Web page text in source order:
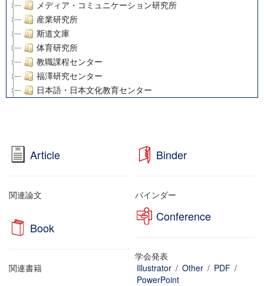
メディア・コミュニケーション研究所
産業研究所
斯道文庫
体育研究所
教職課程センター
福澤研究センター
日本語・日本文化教育センター
グローバルリサーチインスティテュート
塾内助成報告書
21世紀COEプログラム
慶應義塾大学グローバルCOEプログラム論理と感性の先端的
博士課程教育リーディングプログラム「超成熟社会発展のサ
Article
関連論文
Binder
バインダー
Book
関連書籍
Conference
学会発表
Illustrator / Other / PDF /
PowerPoint